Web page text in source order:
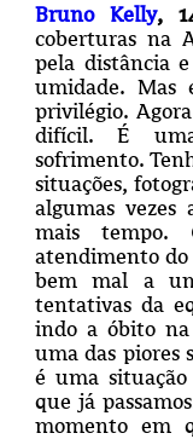
Bruno Kelly,
coberturas na
pela distância
umidade. Mas
privilégio.
difícil. É
sofrimento.
situações,
algumas vezes
mais tempo.
atendimento do
bem mal a
tentativas da
indo a óbito
uma das piores
é uma
que já
momento em